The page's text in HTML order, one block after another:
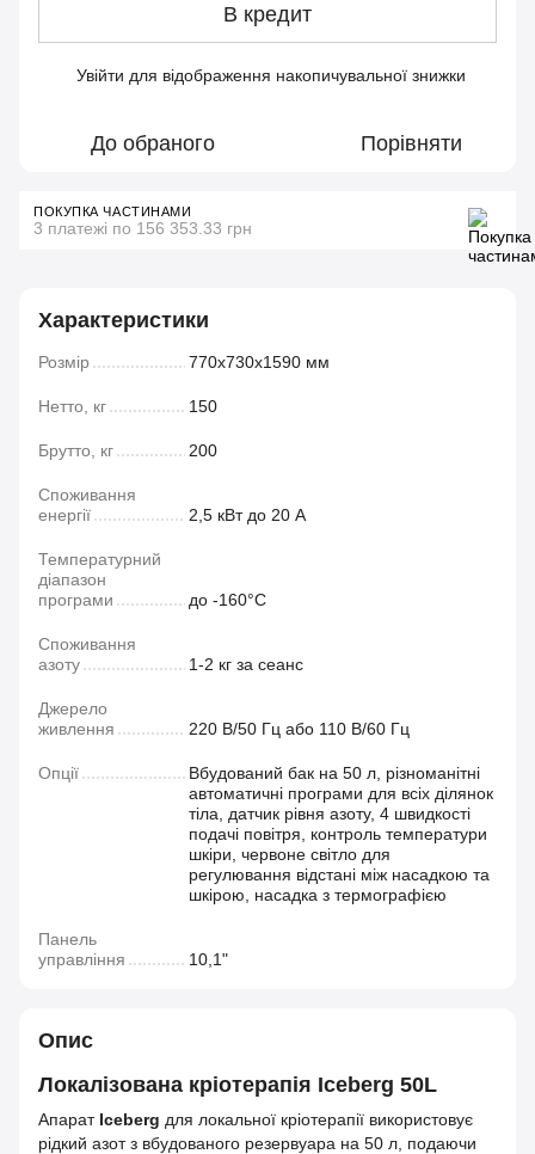
В кредит
Увійти для відображення накопичувальної знижки
До обраного Порівняти
ПОКУПКА ЧАСТИНАМИ
3 платежі по 156 353.33 грн
Характеристики
Розмір 770х730х1590 мм
Нетто, кг 150
Брутто, кг 200
Споживання
енергії
2,5 кВт до 20 А
Температурний
діапазон
програми
до -160°C
Споживання
азоту
1-2 кг за сеанс
Джерело
живлення
220 В/50 Гц або 110 В/60 Гц
Опції
Вбудований бак на 50 л, різноманітні
автоматичні програми для всіх ділянок
тіла, датчик рівня азоту, 4 швидкості
подачі повітря, контроль температури
шкіри, червоне світло для
регулювання відстані між насадкою та
шкірою, насадка з термографією
Панель
управління
10,1"
Опис
Локалізована кріотерапія Iceberg 50L
Апарат Iceberg для локальної кріотерапії використовує
рідкий азот з вбудованого резервуара на 50 л, подаючи